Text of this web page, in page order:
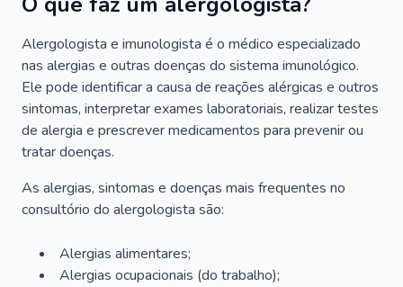
Alergologista e imunologista é o médico especializado
nas alergias e outras doenças do sistema imunológico.
Ele pode identificar a causa de reações alérgicas e outros
sintomas, interpretar exames laboratoriais, realizar testes
de alergia e prescrever medicamentos para prevenir ou
tratar doenças.
As alergias, sintomas e doenças mais frequentes no
consultório do alergologista são:
Alergias alimentares;
Alergias ocupacionais (do trabalho);